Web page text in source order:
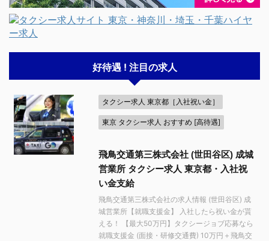
好待遇 ! 注目の求人
タクシー求人 東京都［入社祝い金］
東京 タクシー求人 おすすめ [高待遇]
飛鳥交通第三株式会社 (世田谷区) 成城
営業所 タクシー求人 東京都・入社祝
い金支給
飛鳥交通第三株式会社の求人情報 (世田谷区) 成
城営業所【就職支援金】 入社したら祝い金が貰
える！ 【最大50万円】タクシージョブ応募なら
就職支援金 (面接・研修交通費) 10万円＋飛鳥交